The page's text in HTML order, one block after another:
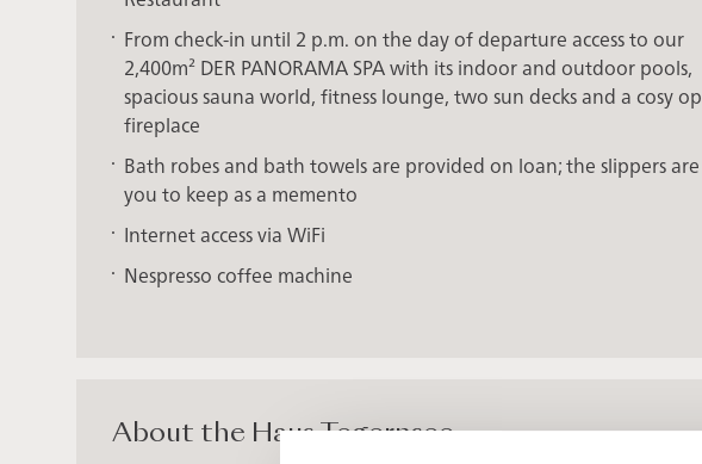
From check-in until 2 p.m. on the day of departure access to our
2,400m² DER PANORAMA SPA with its indoor and outdoor pools,
spacious sauna world, fitness lounge, two sun decks and a cosy
fireplace
Bath robes and bath towels are provided on loan; the slippers
you to keep as a memento
Internet access via WiFi
Nespresso coffee machine
About the Haus Tegernsee